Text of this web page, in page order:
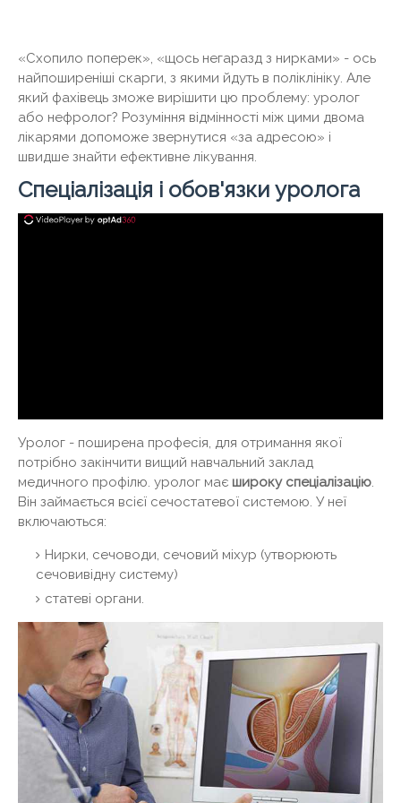
«Схопило поперек», «щось негаразд з нирками» - ось
найпоширеніші скарги, з якими йдуть в поліклініку. Але
який фахівець зможе вирішити цю проблему: уролог
або нефролог? Розуміння відмінності між цими двома
лікарями допоможе звернутися «за адресою» і
швидше знайти ефективне лікування.
Спеціалізація і обов'язки уролога
Уролог - поширена професія, для отримання якої
потрібно закінчити вищий навчальний заклад
медичного профілю. уролог має широку спеціалізацію
Він займається всієї сечостатевої системою. У неї
включаються:
Нирки, сечоводи, сечовий міхур (утворюють
сечовивідну систему)
статеві органи.